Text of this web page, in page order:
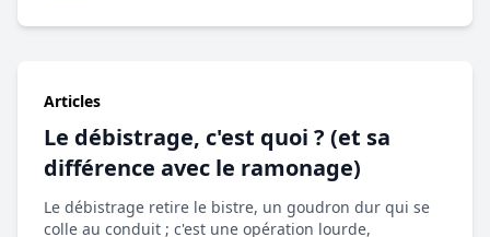
Articles
Le débistrage, c'est quoi ? (et sa
différence avec le ramonage)
Le débistrage retire le bistre, un goudron dur qui se
colle au conduit ; c'est une opération lourde,